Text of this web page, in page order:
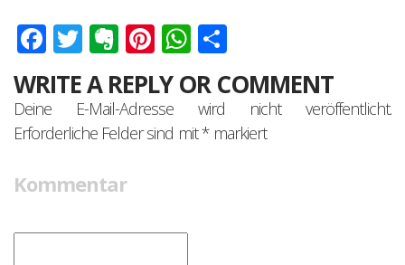
Facebook
Twitter
Evernote
Pinterest
WhatsApp
WRITE A REPLY OR COMMENT
Deine E-Mail-Adresse wird nicht veröffentlicht.
Erforderliche Felder sind mit*markiert
Kommentar